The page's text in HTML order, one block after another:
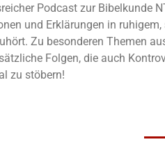
Podcast zur Bibelkunde
und Erklärungen in ruhigem,
Zu besonderen Themen
Folgen, die auch
zu stöbern!